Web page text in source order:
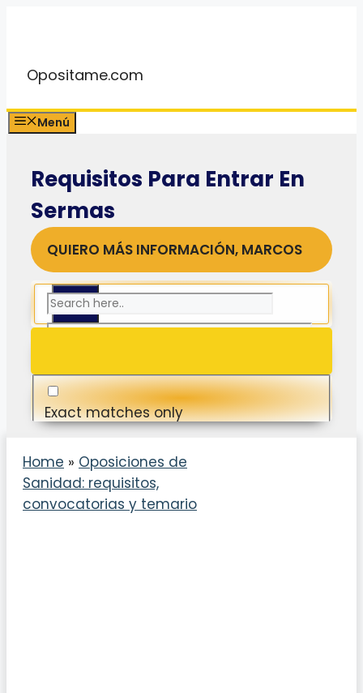
Opositame.com
Menú
Requisitos Para Entrar En
Sermas
QUIERO MÁS INFORMACIÓN, MARCOS
Exact matches only
Search in title
Search in content
Home » Oposiciones de
Sanidad: requisitos,
convocatorias y temario